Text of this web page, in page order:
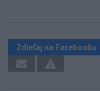
Zdieľaj na Facebooku